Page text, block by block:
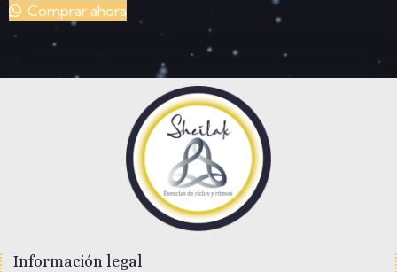
Comprar ahora
Información legal